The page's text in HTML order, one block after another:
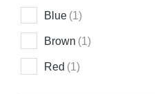
Blue (1)
Brown (1)
Red (1)